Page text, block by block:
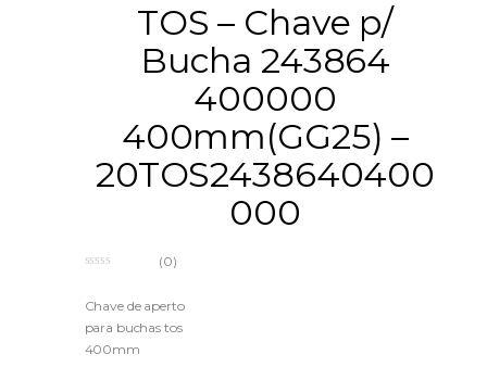
TOS – Chave p/
Bucha 243864
400000
400mm(GG25) –
20TOS2438640400
000
u
o
f
5
(0)
Chave de aperto
para buchas tos
400mm